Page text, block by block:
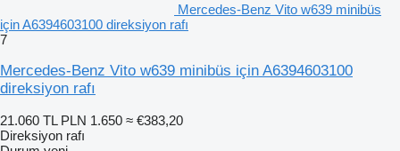
Mercedes-Benz Vito w639 minibüs
için A6394603100 direksiyon rafı
7
Mercedes-Benz Vito w639 minibüs için A6394603100
direksiyon rafı
21.060 TL PLN 1.650 ≈ €383,20
Direksiyon rafı